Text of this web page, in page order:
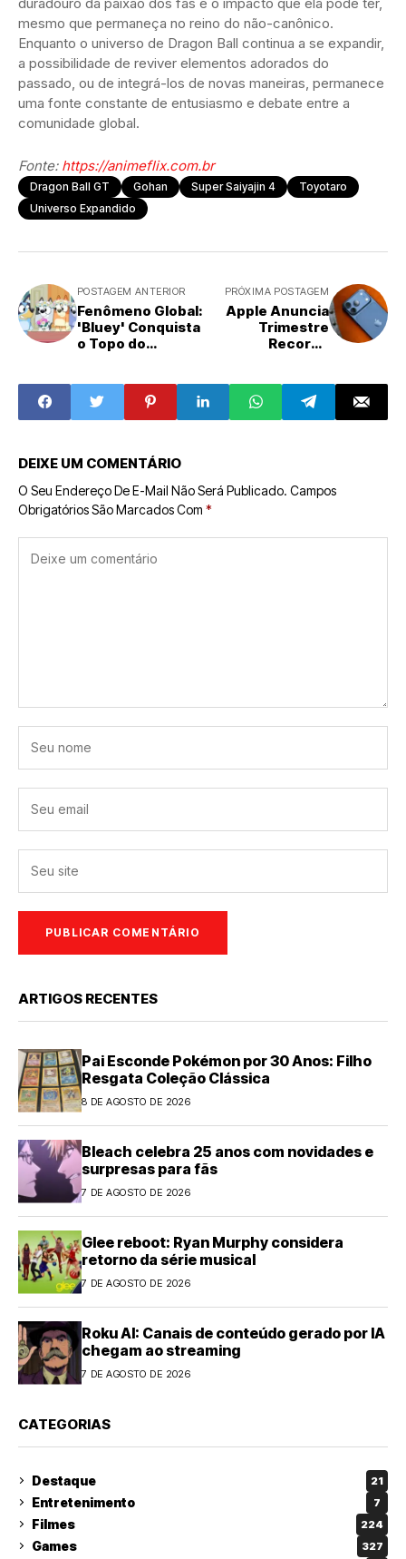
mesmo que permaneça no reino do não-canônico.
Enquanto o universo de Dragon Ball continua a se expandir,
a possibilidade de reviver elementos adorados do
passado, ou de integrá-los de novas maneiras, permanece
uma fonte constante de entusiasmo e debate entre a
comunidade global.
Fonte: https://animeflix.com.br
Dragon Ball GT Gohan Super Saiyajin 4
Toyotaro
Universo Expandido
POSTAGEM ANTERIOR
Fenômeno Global:
'Bluey' Conquista
o Topo do
Gigantes em
2025
PRÓXIMA POSTAGEM
Apple Anuncia
Trimestre
Recorde
Históricas do
iPhone e
Crescimento em
DEIXE UM COMENTÁRIO
O Seu Endereço De E-Mail Não Será Publicado. Campos
Obrigatórios São Marcados Com *
ARTIGOS RECENTES
Pai Esconde Pokémon por 30 Anos: Filho
Resgata Coleção Clássica
8 DE AGOSTO DE 2026
Bleach celebra 25 anos com novidades e
surpresas para fãs
7 DE AGOSTO DE 2026
Glee reboot: Ryan Murphy considera
retorno da série musical
7 DE AGOSTO DE 2026
Roku AI: Canais de conteúdo gerado por IA
chegam ao streaming
7 DE AGOSTO DE 2026
CATEGORIAS
Destaque 21
Entretenimento 7
Filmes 224
Games 327